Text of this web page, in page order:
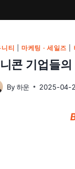
티 마케팅 · 세일즈
콘 기업들의
By 하운 2025-04-